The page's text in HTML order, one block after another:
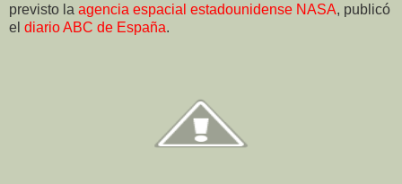
previsto la agencia espacial estadounidense NASA, publicó
el diario ABC de España.